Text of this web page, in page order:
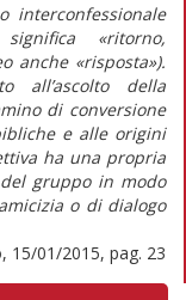
«ritorno,
anche «risposta»).
all’ascolto della
di conversione
e alle origini
ha una propria
gruppo in modo
o di dialogo
15/01/2015, pag. 23